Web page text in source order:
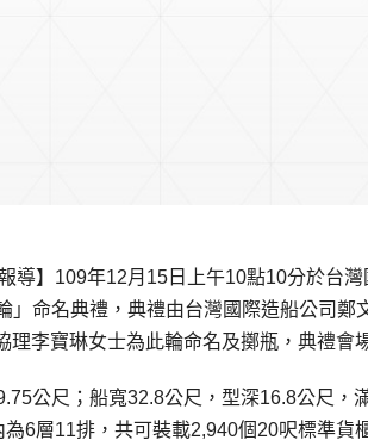
導】109年12月15日上午10點10分於台
」命名典禮，典禮由台灣國際造船公司
理李寶琳女士為此輪命名及擲瓶，典禮會
公尺；船寬32.8公尺，型深16.8公尺
6層11排，共可裝載2,940個20呎標準